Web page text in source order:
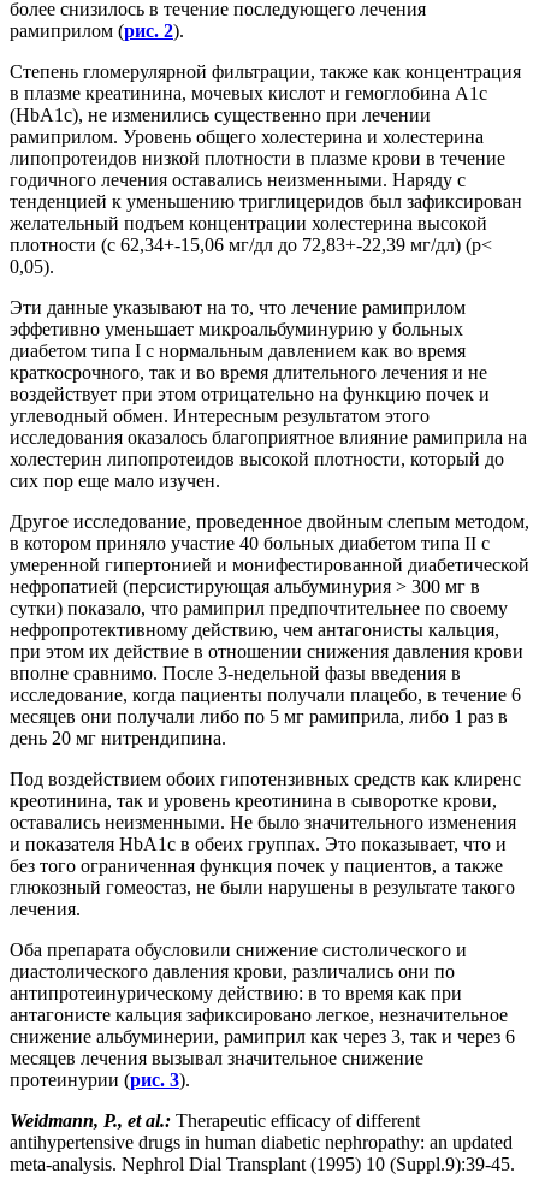
более снизилось в течение последующего лечения
рамиприлом (рис. 2).
Степень гломерулярной фильтрации, также как концентрация
в плазме креатинина, мочевых кислот и гемоглобина А1с
(HbA1c), не изменились существенно при лечении
рамиприлом. Уровень общего холестерина и холестерина
липопротеидов низкой плотности в плазме крови в течение
годичного лечения оставались неизменными. Наряду с
тенденцией к уменьшению триглицеридов был зафиксирован
желательный подъем концентрации холестерина высокой
плотности (с 62,34+-15,06 мг/дл до 72,83+-22,39 мг/дл) (p<
0,05).
Эти данные указывают на то, что лечение рамиприлом
эффетивно уменьшает микроальбуминурию у больных
диабетом типа I с нормальным давлением как во время
краткосрочного, так и во время длительного лечения и не
воздействует при этом отрицательно на функцию почек и
углеводный обмен. Интересным результатом этого
исследования оказалось благоприятное влияние рамиприла на
холестерин липопротеидов высокой плотности, который до
сих пор еще мало изучен.
Другое исследование, проведенное двойным слепым методом,
в котором приняло участие 40 больных диабетом типа II с
умеренной гипертонией и монифестированной диабетической
нефропатией (персистирующая альбуминурия > 300 мг в
сутки) показало, что рамиприл предпочтительнее по своему
нефропротективному действию, чем антагонисты кальция,
при этом их действие в отношении снижения давления крови
вполне сравнимо. После 3-недельной фазы введения в
исследование, когда пациенты получали плацебо, в течение 6
месяцев они получали либо по 5 мг рамиприла, либо 1 раз в
день 20 мг нитрендипина.
Под воздействием обоих гипотензивных средств как клиренс
креотинина, так и уровень креотинина в сыворотке крови,
оставались неизменными. Не было значительного изменения
и показателя HbA1c в обеих группах. Это показывает, что и
без того ограниченная функция почек у пациентов, а также
глюкозный гомеостаз, не были нарушены в результате такого
лечения.
Оба препарата обусловили снижение систолического и
диастолического давления крови, различались они по
антипротеинурическому действию: в то время как при
антагонисте кальция зафиксировано легкое, незначительное
снижение альбуминерии, рамиприл как через 3, так и через 6
месяцев лечения вызывал значительное снижение
протеинурии (рис. 3).
Weidmann, P., et al.: Therapeutic efficacy of different
antihypertensive drugs in human diabetic nephropathy: an updated
meta-analysis. Nephrol Dial Transplant (1995) 10 (Suppl.9):39-45.